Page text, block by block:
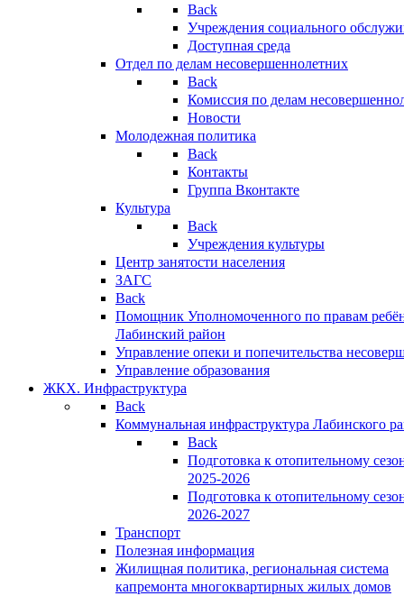
Back
Учреждения социального
Доступная среда
Отдел по делам несовершеннолетних
Back
Комиссия по делам
Новости
Молодежная политика
Back
Контакты
Группа Вконтакте
Культура
Back
Учреждения культуры
Центр занятости населения
ЗАГС
Back
Помощник Уполномоченного по правам
Лабинский район
Управление опеки и попечительства
Управление образования
ЖКХ. Инфраструктура
Back
Коммунальная инфраструктура Лабинского
Back
Подготовка к отопительному
2025-2026
Подготовка к отопительному
2026-2027
Транспорт
Полезная информация
Жилищная политика, региональная система
капремонта многоквартирных жилых домов